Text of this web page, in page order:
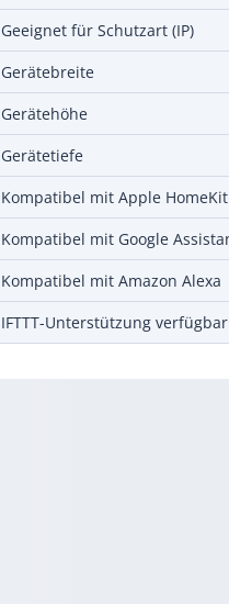
Geeignet für Schutzart (IP)
Gerätebreite
Gerätehöhe
Gerätetiefe
Kompatibel mit Apple HomeKit
Kompatibel mit Google
Kompatibel mit Amazon Alexa
IFTTT-Unterstützung verfügbar